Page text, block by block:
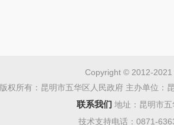
Copyright © 2012-2021
版权所有：昆明市五华区人民政府 主办单位：
联系我们 地址：昆明市
技术支持电话：0871-